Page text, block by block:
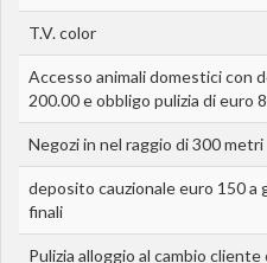
T.V. color
Accesso animali domestici con
200.00 e obbligo pulizia di euro
Negozi in nel raggio di 300 metri
deposito cauzionale euro 150 a
finali
Pulizia alloggio al cambio